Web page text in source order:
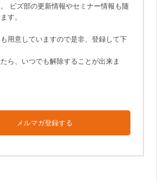
ビズ部の更新情報やセミナー情報も随
す。
用意していますので是非、登録して下
たら、いつでも解除することが出来ま
メルマガ登録する